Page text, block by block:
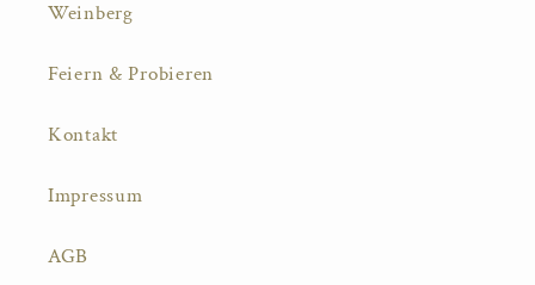
Weinberg
Feiern & Probieren
Kontakt
Impressum
AGB